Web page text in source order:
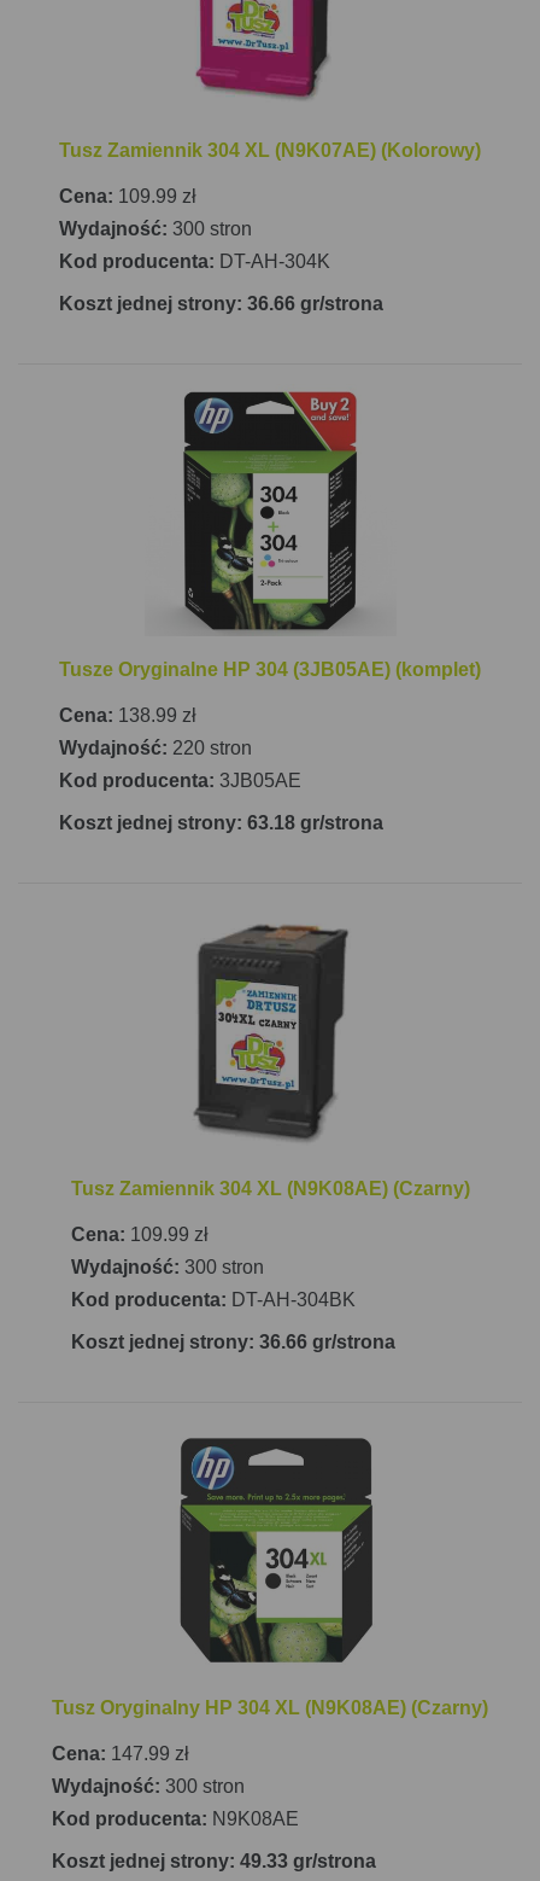
Tusz Zamiennik 304 XL (N9K07AE) (Kolorowy)
Cena: 109.99 zł
Wydajność: 300 stron
Kod producenta: DT-AH-304K
Koszt jednej strony: 36.66 gr/strona
Tusze Oryginalne HP 304 (3JB05AE) (komplet)
Cena: 138.99 zł
Wydajność: 220 stron
Kod producenta: 3JB05AE
Koszt jednej strony: 63.18 gr/strona
Tusz Zamiennik 304 XL (N9K08AE) (Czarny)
Cena: 109.99 zł
Wydajność: 300 stron
Kod producenta: DT-AH-304BK
Koszt jednej strony: 36.66 gr/strona
Tusz Oryginalny HP 304 XL (N9K08AE) (Czarny)
Cena: 147.99 zł
Wydajność: 300 stron
Kod producenta: N9K08AE
Koszt jednej strony: 49.33 gr/strona